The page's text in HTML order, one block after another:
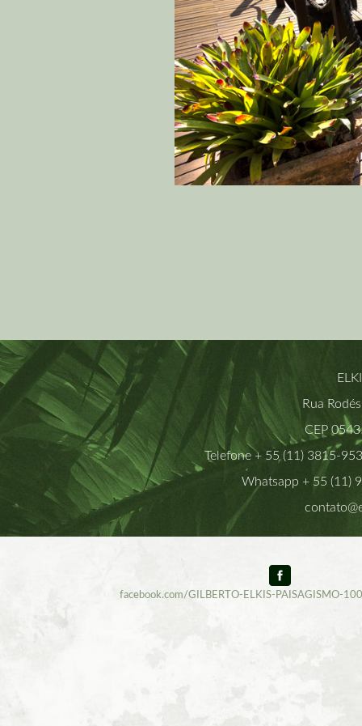
Rua
CEP
Telefone + 55 (11) 3815-
Whatsapp + 55 (11)
facebook.com/GILBERTO-ELKIS-PAISAGISMO-